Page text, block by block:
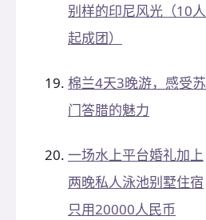
别样的印尼风光（10人
起成团）
棉兰4天3晚游，感受苏
门答腊的魅力
一场水上平台婚礼加上
两晚私人泳池别墅住宿
只用20000人民币